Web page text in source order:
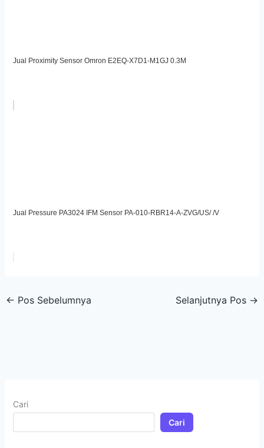
Jual Proximity Sensor Omron E2EQ-X7D1-M1GJ 0.3M
Jual Pressure PA3024 IFM Sensor PA-010-RBR14-A-ZVG/US/ /V
← Pos Sebelumnya Selanjutnya Pos →
Cari
Cari